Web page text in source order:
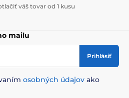
váš tovar od 1 kusu
mailu
Prihlásiť
osobných údajov ako